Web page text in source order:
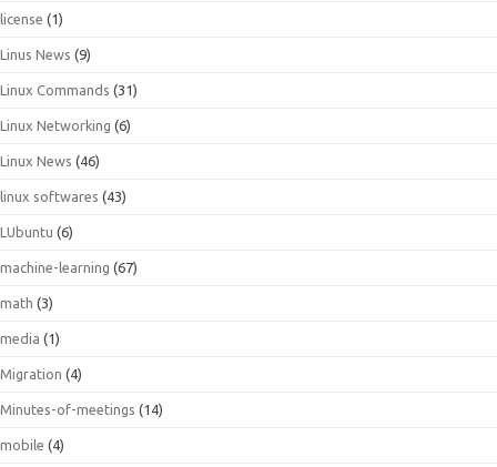
license (1)
Linus News (9)
Linux Commands (31)
Linux Networking (6)
Linux News (46)
linux softwares (43)
LUbuntu (6)
machine-learning (67)
math (3)
media (1)
Migration (4)
Minutes-of-meetings (14)
mobile (4)